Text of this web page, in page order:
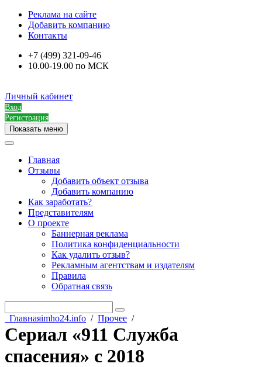
Реклама на сайте
Добавить компанию
Контакты
+7 (499) 321-09-46
10.00-19.00 по МСК
Личный кабинет
Вход
Регистрация
Показать меню
Главная
Отзывы
Добавить объект отзыва
Добавить компанию
Как заработать?
Представителям
О проекте
Баннерная реклама
Политика конфиденциальности
Как удалить отзыв?
Рекламным агентствам и издателям
Правила
Обратная связь
Главнаяimho24.info / Прочее /
Сериал «911 Служба
спасения» с 2018